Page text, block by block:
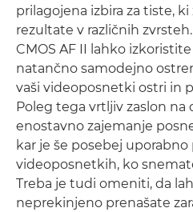
prilagojena izbira za tiste,
rezultate v različnih
CMOS AF II lahko
natančno samodejno
vaši videoposnetki ostri in
Poleg tega vrtljiv zaslon na
enostavno zajemanje
kar je še posebej
videoposnetkih, ko
Treba je tudi omeniti, da
neprekinjeno prenašate